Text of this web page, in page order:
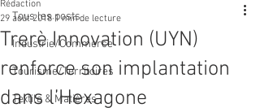
Tous les posts
Industrie/Commerce
Tourisme/Territoires
Textile & Matières
Trerè Innovation (UYN)
renforce son implantation
dans l’Hexagone
Rédaction
29 août 2018 1 min de lecture